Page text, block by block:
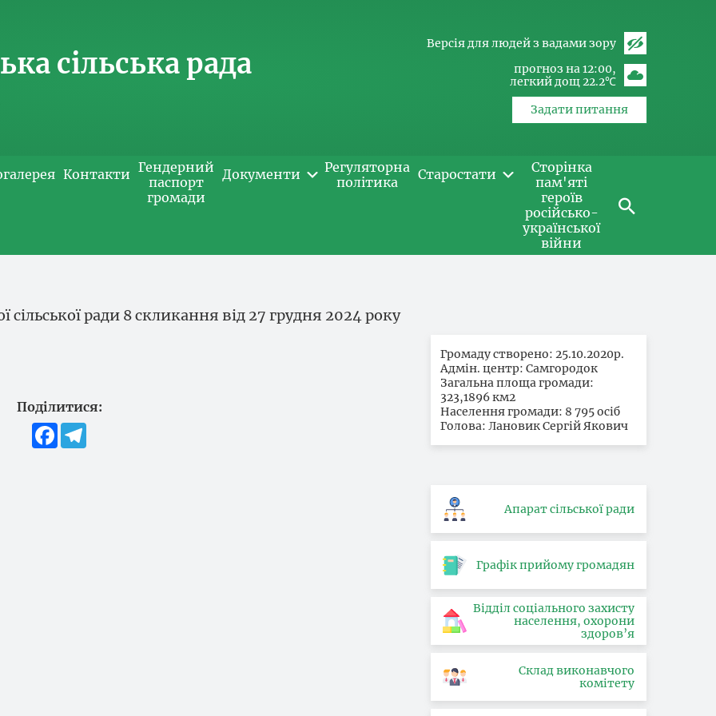
сільська рада
Версія для людей з вадами зору
прогноз на 12:00
легкий дощ 22.2℃
Задати питання
Контакти Гендерний
паспорт
громади
Документи
Регуляторна
політика
Старостати
Сторінка
пам'яті
героїв
російсько-
української
війни
сільської ради 8 скликання від 27 грудня 2024 року
Поділитися:
Facebook
Громаду створено: 25.10.2020р.
Адмін. центр: Самгородок
Загальна площа громади:
323,1896 км2
Населення громади: 8 795 осіб
Голова: Лановик Сергій Якович
Апарат сільської ради
Графік прийому громадян
Відділ соціального захисту
населення, охорони
здоров’я
Склад виконавчого
комітету